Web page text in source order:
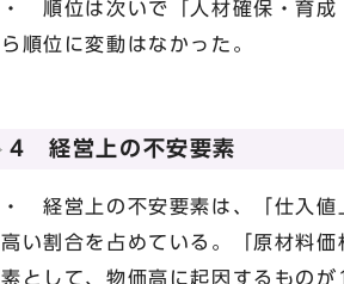
・ 順位は次いで「人材確保・育
ら順位に変動はなかった。
4 経営上の不安要素
・ 経営上の不安要素は、「仕入
高い割合を占めている。「原材料
素として、物価高に起因するもの